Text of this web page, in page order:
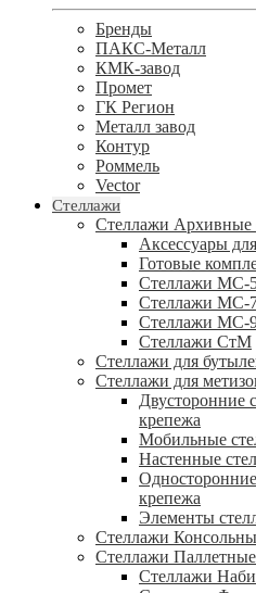
Бренды
ПАКС-Металл
КМК-завод
Промет
ГК Регион
Металл завод
Контур
Роммель
Vector
Стеллажи
Стеллажи Архивные
Аксессуары
Готовые
Стеллажи МС-
Стеллажи МС-
Стеллажи МС-
Стеллажи СтМ
Стеллажи для
Стеллажи для
Двусторонние
крепежа
Мобильные
Настенные
крепежа
Элементы
Стеллажи
Стеллажи
Стеллажи